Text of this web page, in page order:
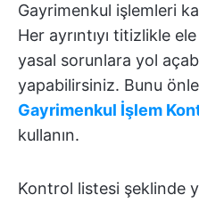
Gayrimenkul işlemleri
Her ayrıntıyı titizlikle
yasal sorunlara yol
yapabilirsiniz. Bunu
Gayrimenkul İşlem
kullanın.
Kontrol listesi şeklinde